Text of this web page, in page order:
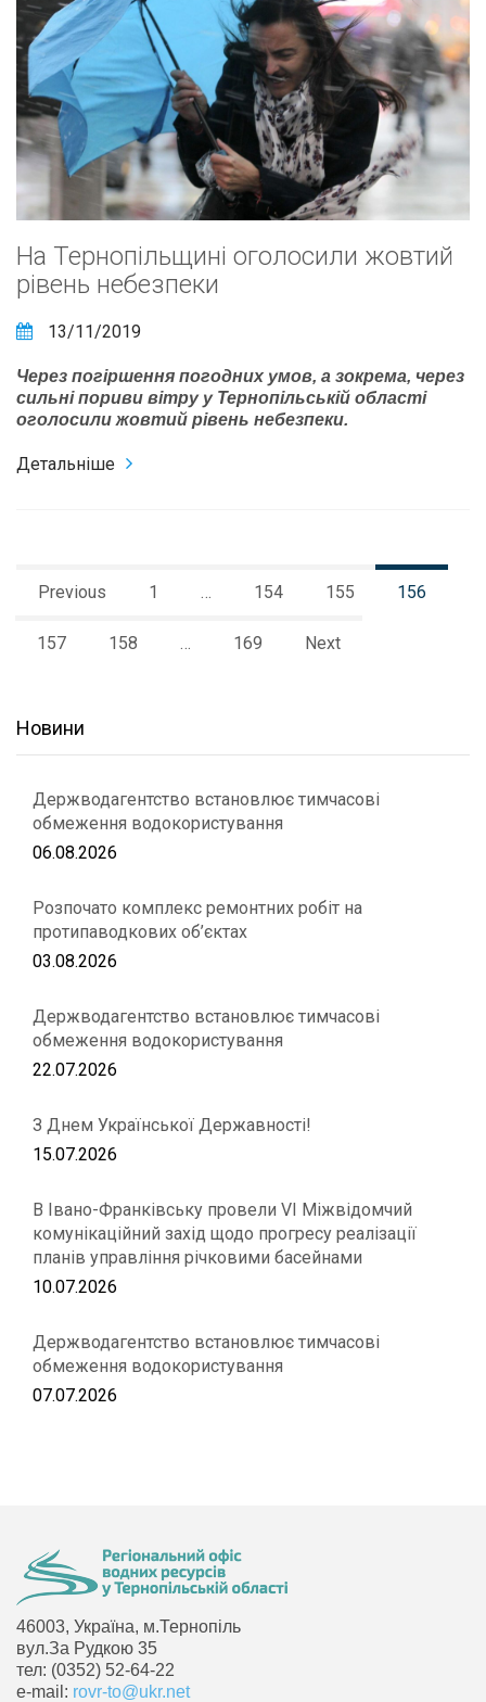
На Тернопільщині оголосили жовтий
рівень небезпеки
13/11/2019
Через погіршення погодних умов, а зокрема, через
сильні пориви вітру у Тернопільській області
оголосили жовтий рівень небезпеки.
Детальніше
Previous 1 … 154 155 156
157 158 … 169 Next
Новини
Держводагентство встановлює тимчасові
обмеження водокористування
06.08.2026
Розпочато комплекс ремонтних робіт на
протипаводкових об’єктах
03.08.2026
Держводагентство встановлює тимчасові
обмеження водокористування
22.07.2026
З Днем Української Державності!
15.07.2026
В Івано-Франківську провели VІ Міжвідомчий
комунікаційний захід щодо прогресу реалізації
планів управління річковими басейнами
10.07.2026
Держводагентство встановлює тимчасові
обмеження водокористування
07.07.2026
46003, Україна, м.Тернопіль
вул.За Рудкою 35
тел: (0352) 52-64-22
e-mail: rovr-to@ukr.net